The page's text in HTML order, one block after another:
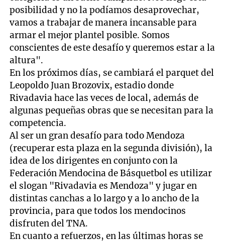
posibilidad y no la podíamos desaprovechar,
vamos a trabajar de manera incansable para
armar el mejor plantel posible. Somos
conscientes de este desafío y queremos estar a la
altura".
En los próximos días, se cambiará el parquet del
Leopoldo Juan Brozovix, estadio donde
Rivadavia hace las veces de local, además de
algunas pequeñas obras que se necesitan para la
competencia.
Al ser un gran desafío para todo Mendoza
(recuperar esta plaza en la segunda división), la
idea de los dirigentes en conjunto con la
Federación Mendocina de Básquetbol es utilizar
el slogan "Rivadavia es Mendoza" y jugar en
distintas canchas a lo largo y a lo ancho de la
provincia, para que todos los mendocinos
disfruten del TNA.
En cuanto a refuerzos, en las últimas horas se